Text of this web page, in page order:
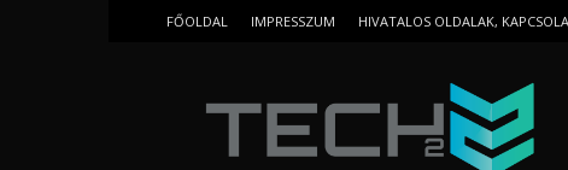
FŐOLDAL IMPRESSZUM HIVATALOS OLDALAK,